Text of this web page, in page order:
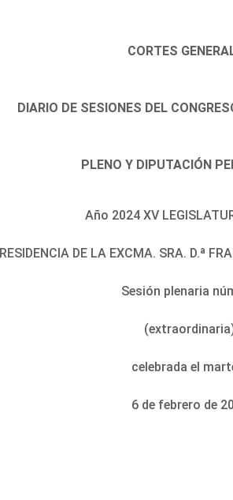
CORTES
DIARIO DE SESIONES DEL
PLENO Y DIPUTACIÓN
Año 2024 XV
DE LA EXCMA. SRA. D.ª
Sesión plenaria
celebrada el
6 de febrero de